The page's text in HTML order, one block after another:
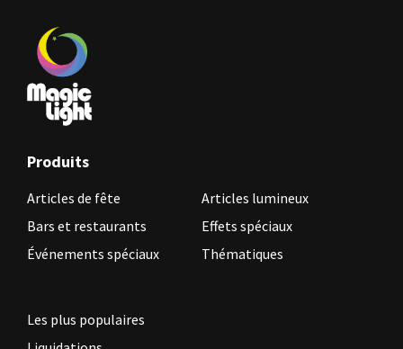
Produits
Articles de fête
Articles lumineux
Bars et restaurants
Effets spéciaux
Événements spéciaux
Thématiques
Les plus populaires